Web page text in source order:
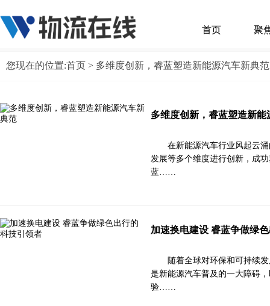
首页 聚
您现在的位置:首页 > 多维度创新，睿蓝塑造新能源汽车新典范
多维度创新，睿蓝塑造新能
在新能源汽车行业风起云
发展等多个维度进行创新，成
蓝……
加速换电建设 睿蓝争做绿
随着全球对环保和可持续
是新能源汽车普及的一大障碍
验……